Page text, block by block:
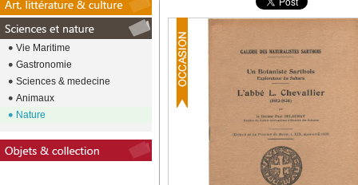
Vie Maritime
Gastronomie
Sciences & medecine
Animaux
Nature